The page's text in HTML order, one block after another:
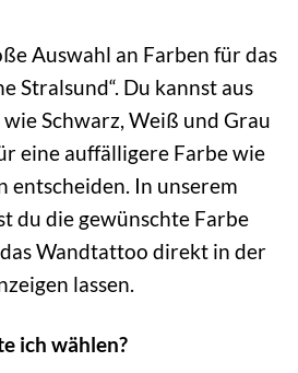
Auswahl an Farben für das
Stralsund“. Du kannst aus
Schwarz, Weiß und Grau
eine auffälligere Farbe wie
entscheiden. In unserem
du die gewünschte Farbe
Wandtattoo direkt in der
lassen.
ich wählen?